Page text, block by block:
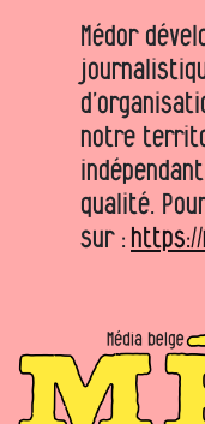
Médor
notre
qualité.
sur :